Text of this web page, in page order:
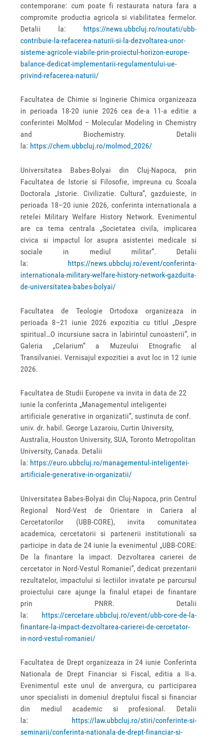
contemporane: cum poate fi restaurata natura fara a
compromite productia agricola si viabilitatea fermelor.
Detalii la: https://news.ubbcluj.ro/noutati/ubb-
contribuie-la-refacerea-naturii-si-la-dezvoltarea-unor-
sisteme-agricole-viabile-prin-proiectul-horizon-europe-
balance-dedicat-implementarii-regulamentului-ue-
privind-refacerea-naturii/
Facultatea de Chimie si Inginerie Chimica organizeaza
in perioada 18-20 iunie 2026 cea de-a 11-a editie a
conferintei MolMod – Molecular Modeling in Chemistry
and Biochemistry. Detalii
la: https://chem.ubbcluj.ro/molmod_2026/
Universitatea Babes-Bolyai din Cluj-Napoca, prin
Facultatea de Istorie si Filosofie, impreuna cu Scoala
Doctorala „Istorie. Civilizatie. Cultura”, gazduieste, in
perioada 18–20 iunie 2026, conferinta internationala a
retelei Military Welfare History Network. Evenimentul
are ca tema centrala „Societatea civila, implicarea
civica si impactul lor asupra asistentei medicale si
sociale in mediul militar”. Detalii
la: https://news.ubbcluj.ro/event/conferinta-
internationala-military-welfare-history-network-gazduita-
de-universitatea-babes-bolyai/
Facultatea de Teologie Ortodoxa organizeaza in
perioada 8–21 iunie 2026 expozitia cu titlul „Despre
spiritual…O incursiune sacra in labirintul cunoasterii”, in
Galeria „Celarium” a Muzeului Etnografic al
Transilvaniei. Vernisajul expozitiei a avut loc in 12 iunie
2026.
Facultatea de Studii Europene va invita in data de 22
iunie la conferinta „Managementul inteligentei
artificiale generative in organizatii”, sustinuta de conf.
univ. dr. habil. George Lazaroiu, Curtin University,
Australia, Houston University, SUA, Toronto Metropolitan
University, Canada. Detalii
la: https://euro.ubbcluj.ro/managementul-inteligentei-
artificiale-generative-in-organizatii/
Universitatea Babes-Bolyai din Cluj-Napoca, prin Centrul
Regional Nord-Vest de Orientare in Cariera al
Cercetatorilor (UBB-CORE), invita comunitatea
academica, cercetatorii si partenerii institutionali sa
participe in data de 24 iunie la evenimentul „UBB-CORE:
De la finantare la impact. Dezvoltarea carierei de
cercetator in Nord-Vestul Romaniei”, dedicat prezentarii
rezultatelor, impactului si lectiilor invatate pe parcursul
proiectului care ajunge la finalul etapei de finantare
prin PNRR. Detalii
la: https://cercetare.ubbcluj.ro/event/ubb-core-de-la-
finantare-la-impact-dezvoltarea-carierei-de-cercetator-
in-nord-vestul-romaniei/
Facultatea de Drept organizeaza in 24 iunie Conferinta
Nationala de Drept Financiar si Fiscal, editia a II-a.
Evenimentul este unul de anvergura, cu participarea
unor specialisti in domeniul dreptului fiscal si financiar
din mediul academic si profesional. Detalii
la:
https://law.ubbcluj.ro/stiri/conferinte-si-
seminarii/conferinta-nationala-de-drept-financiar-si-